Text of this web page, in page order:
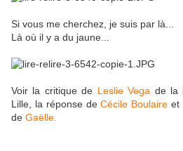
Si vous me cherchez, je suis par là...
Là où il y a du jaune...
Voir la critique de Leslie Vega de la
Lille, la réponse deCécile Boulaire et
de Gaëlle.